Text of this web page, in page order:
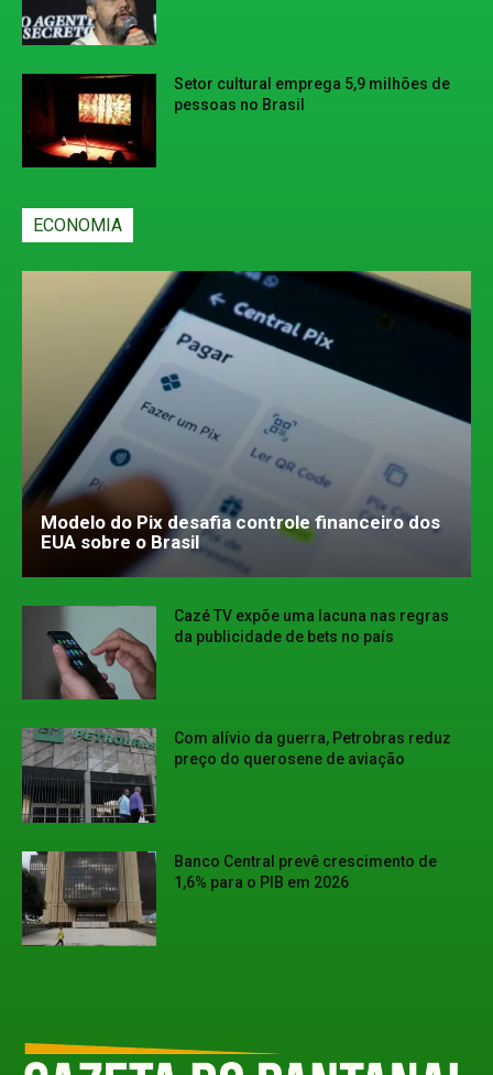
Setor cultural emprega 5,9 milhões de
pessoas no Brasil
ECONOMIA
Modelo do Pix desafia controle financeiro dos
EUA sobre o Brasil
Cazé TV expõe uma lacuna nas regras
da publicidade de bets no país
Com alívio da guerra, Petrobras reduz
preço do querosene de aviação
Banco Central prevê crescimento de
1,6% para o PIB em 2026